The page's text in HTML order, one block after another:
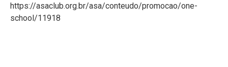
https://asaclub.org.br/asa/conteudo/promocao/one-
school/11918